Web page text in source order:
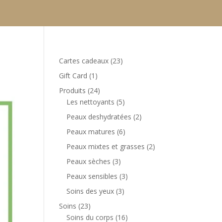
Cartes cadeaux 2323
Gift Card 1 1
produit
Produits 2424
produits
Les nettoyants 55
produits
Peaux deshydratées 22
Peaux matures 66
produits
Peaux mixtes et grasses 22
Peaux sèches 33
produits
Peaux sensibles 33
Soins des yeux 33
Soins 2323
produits
Soins du corps 1616